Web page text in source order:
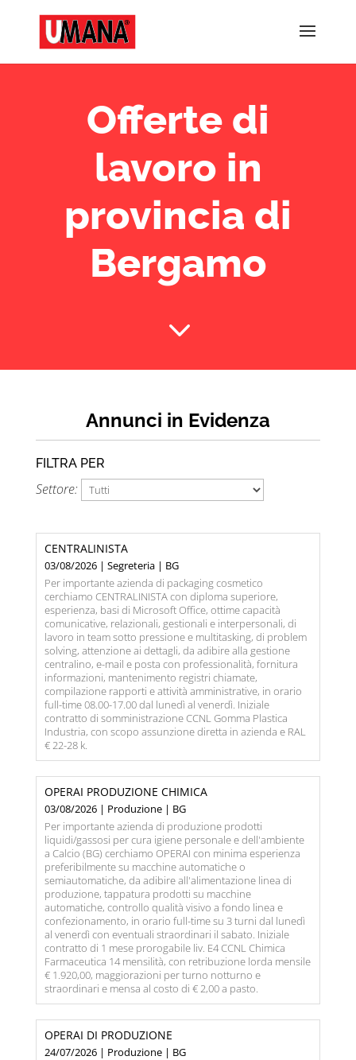
Offerte di
lavoro in
provincia di
Bergamo
&#x33;
Annunci in Evidenza
FILTRA PER
Settore:
CENTRALINISTA
03/08/2026 | Segreteria | BG
Per importante azienda di packaging cosmetico
cerchiamo CENTRALINISTA con diploma superiore,
esperienza, basi di Microsoft Office, ottime capacità
comunicative, relazionali, gestionali e interpersonali, di
lavoro in team sotto pressione e multitasking, di problem
solving, attenzione ai dettagli, da adibire alla gestione
centralino, e-mail e posta con professionalità, fornitura
informazioni, mantenimento registri chiamate,
compilazione rapporti e attività amministrative, in orario
full-time 08.00-17.00 dal lunedì al venerdì. Iniziale
contratto di somministrazione CCNL Gomma Plastica
Industria, con scopo assunzione diretta in azienda e RAL
€ 22-28 k.
OPERAI PRODUZIONE CHIMICA
03/08/2026 | Produzione | BG
Per importante azienda di produzione prodotti
liquidi/gassosi per cura igiene personale e dell'ambiente
a Calcio (BG) cerchiamo OPERAI con minima esperienza
preferibilmente su macchine automatiche o
semiautomatiche, da adibire all'alimentazione linea di
produzione, tappatura prodotti su macchine
automatiche, controllo qualità visivo a fondo linea e
confezionamento, in orario full-time su 3 turni dal lunedì
al venerdì con eventuali straordinari il sabato. Iniziale
contratto di 1 mese prorogabile liv. E4 CCNL Chimica
Farmaceutica 14 mensilità, con retribuzione lorda mensile
€ 1.920,00, maggiorazioni per turno notturno e
straordinari e mensa al costo di € 2,00 a pasto.
OPERAI DI PRODUZIONE
24/07/2026 | Produzione | BG